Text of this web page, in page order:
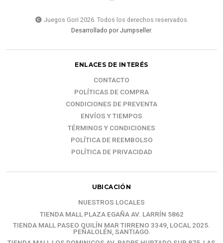
Juegos Gori 2026. Todos los derechos reservados.
Desarrollado por Jumpseller.
ENLACES DE INTERÉS
CONTACTO
POLÍTICAS DE COMPRA
CONDICIONES DE PREVENTA
ENVÍOS Y TIEMPOS
TÉRMINOS Y CONDICIONES
POLÍTICA DE REEMBOLSO
POLÍTICA DE PRIVACIDAD
UBICACIÓN
NUESTROS LOCALES
TIENDA MALL PLAZA EGAÑA AV. LARRÍN 5862
TIENDA MALL PASEO QUILÍN MAR TIRRENO 3349, LOCAL 2025.
PEÑALOLÉN, SANTIAGO.